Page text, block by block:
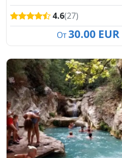
4.6(27)
От 30.00 EUR